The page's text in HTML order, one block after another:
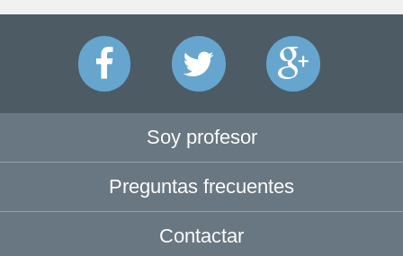
Soy profesor
Preguntas frecuentes
Contactar